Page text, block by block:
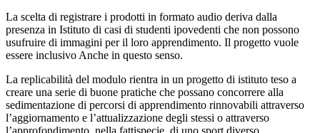
La scelta di registrare i prodotti in formato audio deriva dalla
presenza in Istituto di casi di studenti ipovedenti che non possono
usufruire di immagini per il loro apprendimento. Il progetto vuole
essere inclusivo Anche in questo senso.
La replicabilità del modulo rientra in un progetto di istituto teso a
creare una serie di buone pratiche che possano concorrere alla
sedimentazione di percorsi di apprendimento rinnovabili attraverso
l’aggiornamento e l’attualizzazione degli stessi o attraverso